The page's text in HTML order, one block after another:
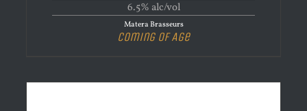
6.5% alc/vol
Matera Brasseurs
Coming of Age